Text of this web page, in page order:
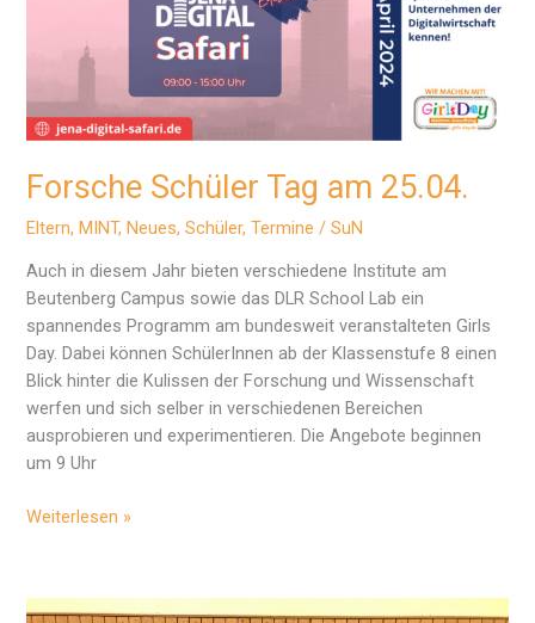
Forsche Schüler Tag am 25.04.
Eltern,MINT,Neues,Schüler,Termine /SuN
Auch in diesem Jahr bieten verschiedene Institute am
Beutenberg Campus sowie das DLR School Lab ein
spannendes Programm am bundesweit veranstalteten Girls
Day. Dabei können SchülerInnen ab der Klassenstufe 8 einen
Blick hinter die Kulissen der Forschung und Wissenschaft
werfen und sich selber in verschiedenen Bereichen
ausprobieren und experimentieren. Die Angebote beginnen
um 9 Uhr
Forsche
am
Weiterlesen »